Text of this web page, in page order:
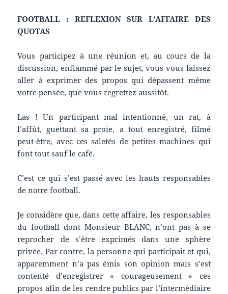
FOOTBALL : REFLEXION SUR L’AFFAIRE DES
QUOTAS
Vous participez à une réunion et, au cours de la
discussion, enflammé par le sujet, vous vous laissez
aller à exprimer des propos qui dépassent même
votre pensée, que vous regrettez aussitôt.
Las ! Un participant mal intentionné, un rat, à
l’affût, guettant sa proie, a tout enregistré, filmé
peut-être, avec ces saletés de petites machines qui
font tout sauf le café.
C’est ce qui s’est passé avec les hauts responsables
de notre football.
Je considère que, dans cette affaire, les responsables
du football dont Monsieur BLANC, n’ont pas à se
reprocher de s’être exprimés dans une sphère
privée. Par contre, la personne qui participait et qui,
apparemment n’a pas émis son opinion mais s’est
contenté d’enregistrer « courageusement » ces
propos afin de les rendre publics par l’intermédiaire